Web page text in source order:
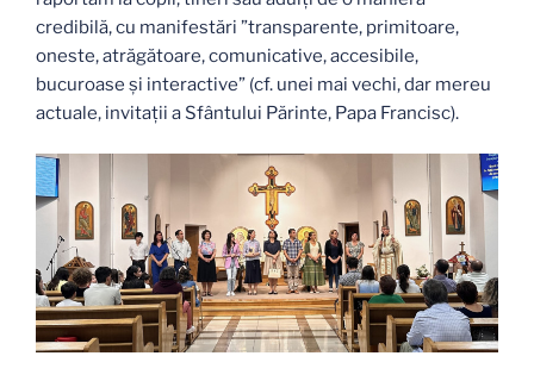
credibilă, cu manifestări ”transparente, primitoare,
oneste, atrăgătoare, comunicative, accesibile,
bucuroase și interactive” (cf. unei mai vechi, dar mereu
actuale, invitații a Sfântului Părinte, Papa Francisc).